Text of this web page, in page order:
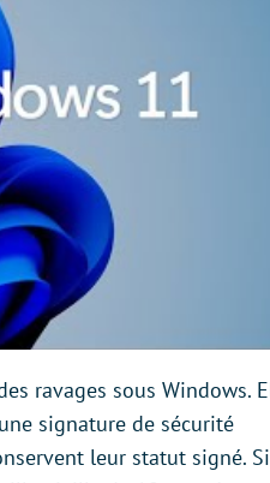
ravages sous Windows.
signature de sécurité
leur statut signé. Si